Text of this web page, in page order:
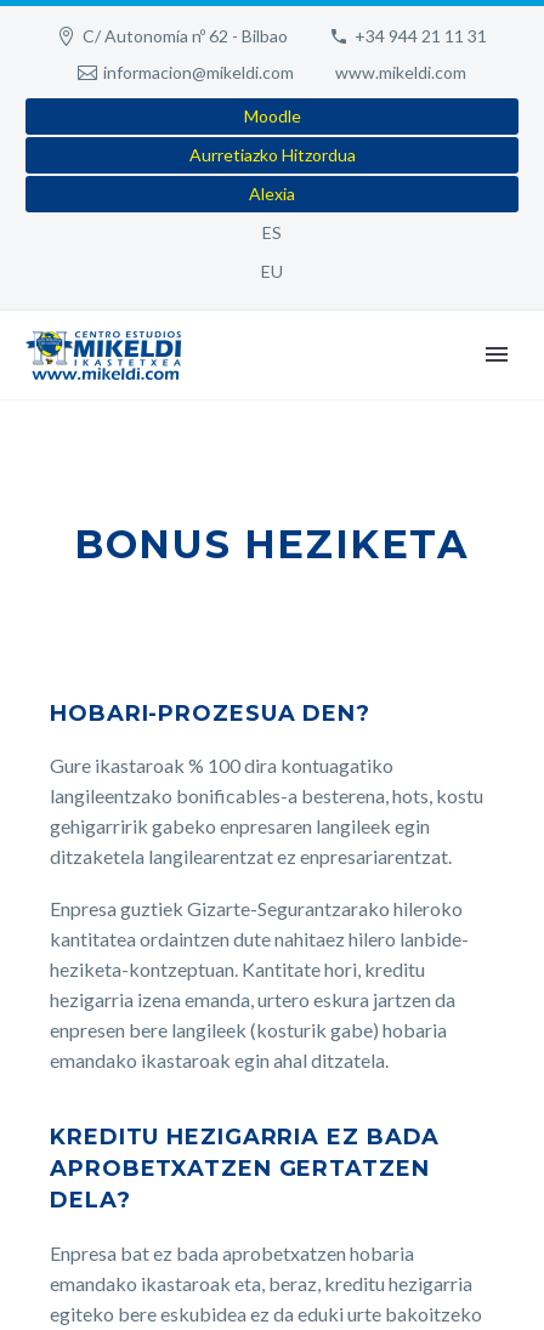
C/ Autonomía nº 62 - Bilbao
+34 944 21 11 31
informacion@mikeldi.com
www.mikeldi.com
Moodle
Aurretiazko Hitzordua
Alexia
ES
EU
BONUS HEZIKETA
HOBARI-PROZESUA DEN?
Gure ikastaroak % 100 dira kontuagatiko
langileentzako bonificables-a besterena, hots, kostu
gehigarririk gabeko enpresaren langileek egin
ditzaketela langilearentzat ez enpresariarentzat.
Enpresa guztiek Gizarte-Segurantzarako hileroko
kantitatea ordaintzen dute nahitaez hilero lanbide-
heziketa-kontzeptuan. Kantitate hori, kreditu
hezigarria izena emanda, urtero eskura jartzen da
enpresen bere langileek (kosturik gabe) hobaria
emandako ikastaroak egin ahal ditzatela.
KREDITU HEZIGARRIA EZ BADA
APROBETXATZEN GERTATZEN
DELA?
Enpresa bat ez bada aprobetxatzen hobaria
emandako ikastaroak eta, beraz, kreditu hezigarria
egiteko bere eskubidea ez da eduki urte bakoitzeko